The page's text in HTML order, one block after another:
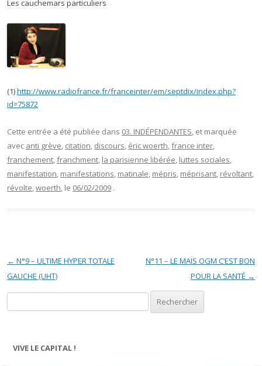
Les cauchemars particuliers
(1)http://www.radiofrance.fr/franceinter/em/septdix/index.php?
id=75872
Cette entrée a été publiée dans 03. INDÉPENDANTES, et marquée
avec anti grève, citation, discours, éric woerth,france inter,
franchement,franchment, la parisienne libérée, luttes sociales,
manifestation, manifestations, matinale, mépris, méprisant, révoltant,
révolte,woerth, le 06/02/2009 .
Navigation des articles
← N°9 – ULTIME HYPER TOTALE
GAUCHE (UHT)
N°11 – LE MAÏS OGM C’EST BON
POUR LA SANTÉ →
VIVE LE CAPITAL !